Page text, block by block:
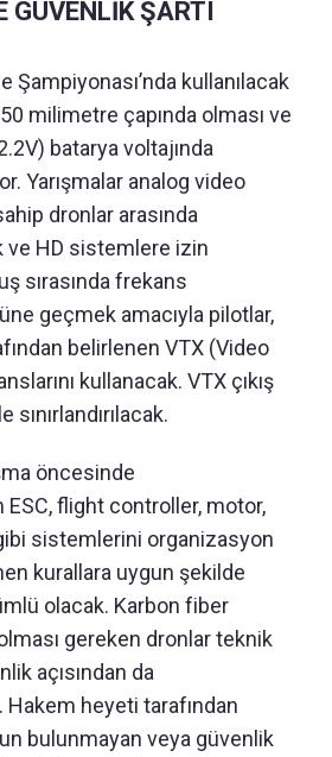
GÜVENLİK ŞARTI
Şampiyonası’nda kullanılacak
milimetre çapında olması ve
batarya voltajında
Yarışmalar analog video
dronlar arasında
HD sistemlere izin
sırasında frekans
geçmek amacıyla pilotlar,
belirlenen VTX (Video
kullanacak. VTX çıkış
öncesinde
ESC, flight controller, motor,
sistemlerini organizasyon
kurallara uygun şekilde
olacak. Karbon fiber
gereken dronlar teknik
açısından da
heyeti tarafından
bulunmayan veya güvenlik